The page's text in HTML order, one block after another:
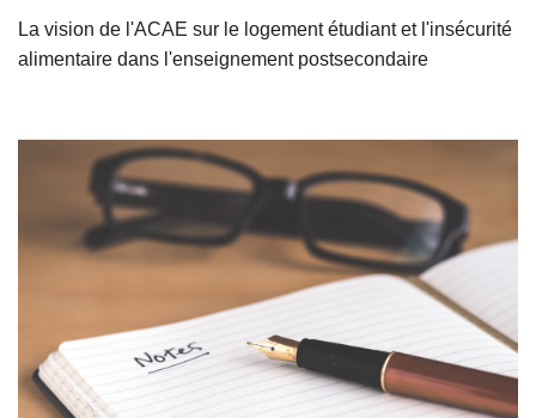
La vision de l'ACAE sur le logement étudiant et l'insécurité
alimentaire dans l'enseignement postsecondaire